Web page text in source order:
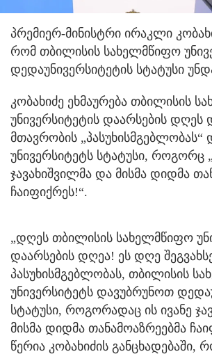
პრემიერ-მინისტრი ირაკლი
რომ თბილისის სახელმწიფო
დედაუნივერსიტეტის სტატუსი
კობახიძე ეხმაურება თბილისის
უნივერსიტეტის დაარსების დღეს
მთავრობის „პასუხისმგებლობას“
უნივერსიტეტს სტატუსი, როგორც
ჯავახიშვილმა და მისმა დიდმა
ჩაიფიქრეს!“.
„დღეს თბილისის სახელმწიფო
დაარსების დღეა! ეს დღე
პასუხისმგებლობას, თბილისის
უნივერსიტეტს დავუბრუნოთ
სტატუსი, როგორადაც ის ივანე
მისმა დიდმა თანამოაზრეებმა
წერია კობახიძის განცხადებაში,